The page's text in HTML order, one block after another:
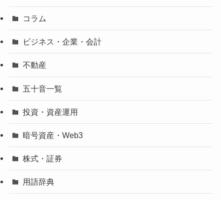
コラム
ビジネス・企業・会計
不動産
五十音一覧
投資・資産運用
暗号資産・Web3
株式・証券
用語辞典